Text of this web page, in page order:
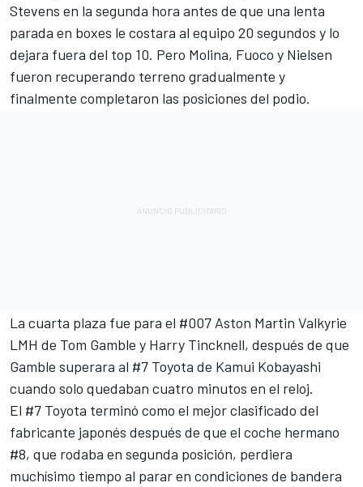
Stevens en la segunda hora antes de que una lenta
parada en boxes le costara al equipo 20 segundos y lo
dejara fuera del top 10. Pero Molina, Fuoco y Nielsen
fueron recuperando terreno gradualmente y
finalmente completaron las posiciones del podio.
La cuarta plaza fue para el #007 Aston Martin Valkyrie
LMH de Tom Gamble y Harry Tincknell, después de que
Gamble superara al #7 Toyota de Kamui Kobayashi
cuando solo quedaban cuatro minutos en el reloj.
El #7 Toyota terminó como el mejor clasificado del
fabricante japonés después de que el coche hermano
#8, que rodaba en segunda posición, perdiera
muchísimo tiempo al parar en condiciones de bandera